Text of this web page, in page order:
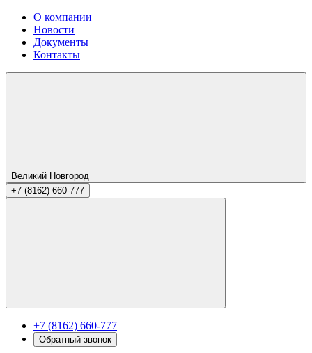
О компании
Новости
Документы
Контакты
Великий Новгород
+7 (8162) 660-777
+7 (8162) 660-777
Обратный звонок